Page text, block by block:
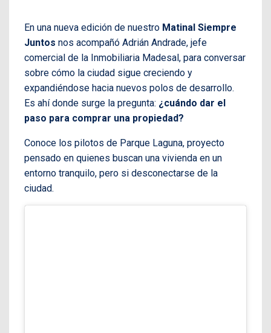
En una nueva edición de nuestro Matinal Siempre
Juntos nos acompañó Adrián Andrade, jefe
comercial de la Inmobiliaria Madesal, para conversar
sobre cómo la ciudad sigue creciendo y
expandiéndose hacia nuevos polos de desarrollo.
Es ahí donde surge la pregunta: ¿cuándo dar el
paso para comprar una propiedad?
Conoce los pilotos de Parque Laguna, proyecto
pensado en quienes buscan una vivienda en un
entorno tranquilo, pero si desconectarse de la
ciudad.